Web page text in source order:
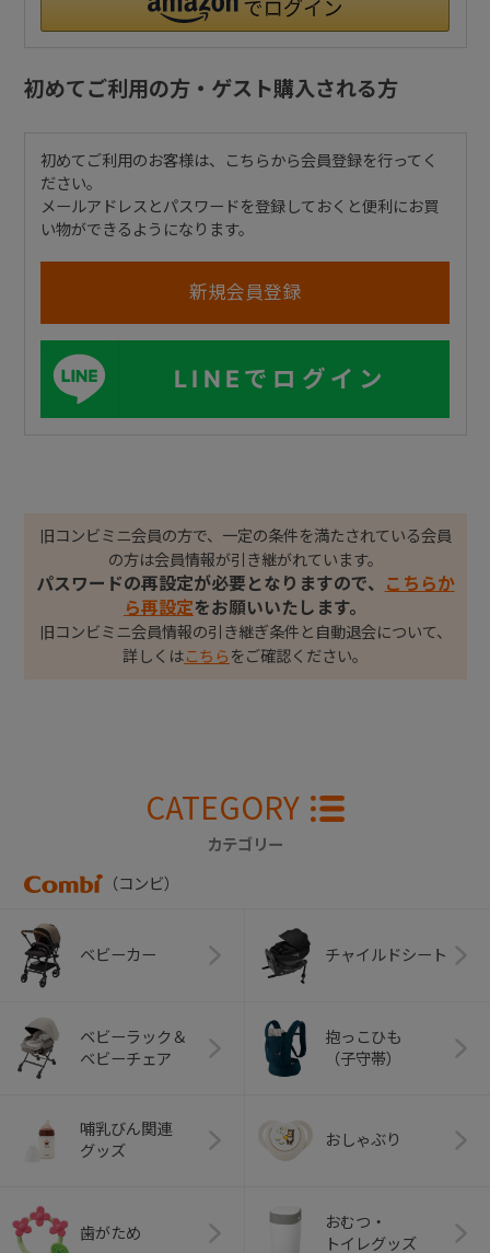
初めてご利用の方・ゲスト購入される方
初めてご利用のお客様は、こちらから会員登録を行ってく
ださい。
メールアドレスとパスワードを登録しておくと便利にお買
い物ができるようになります。
LINEでログイン
旧コンビミニ会員の方で、一定の条件を満たされている会員
の方は会員情報が引き継がれています。
パスワードの再設定が必要となりますので、
こちらか
ら再設定をお願いいたします。
旧コンビミニ会員情報の引き継ぎ条件と自動退会について、
詳しくはこちら をご確認ください。
CATEGORY
カテゴリー
（コンビ）
ベビーカー チャイルドシート
ベビーラック＆
ベビーチェア
抱っこひも
（子守帯）
哺乳びん関連
グッズ
おしゃぶり
歯がため
おむつ・
トイレグッズ